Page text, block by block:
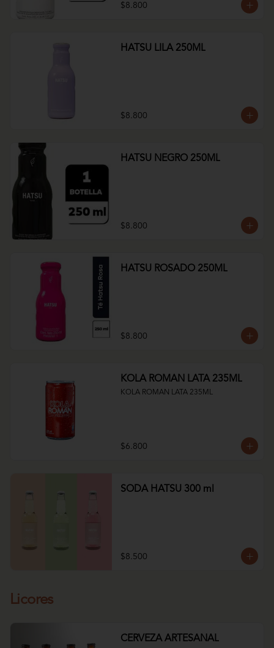
$8.800
HATSU LILA 250ML
$8.800
HATSU NEGRO 250ML
$8.800
HATSU ROSADO 250ML
$8.800
KOLA ROMAN LATA 235ML
KOLA ROMAN LATA 235ML
$6.800
SODA HATSU 300 ml
$8.500
Licores
CERVEZA ARTESANAL